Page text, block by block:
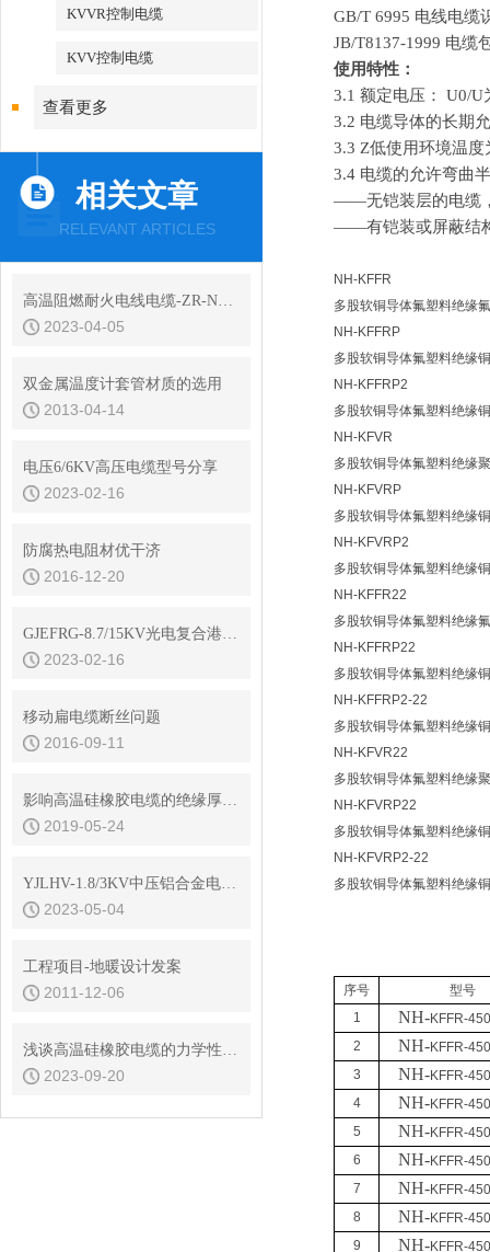
KVVR控制电缆
KVV控制电缆
查看更多
相关文章
RELEVANT ARTICLES
高温阻燃耐火电线电缆-ZR-NH-KFFR控制电缆
2023-04-05
双金属温度计套管材质的选用
2013-04-14
电压6/6KV高压电缆型号分享
2023-02-16
防腐热电阻材优干济
2016-12-20
GJEFRG-8.7/15KV光电复合港机高压电缆
2023-02-16
移动扁电缆断丝问题
2016-09-11
影响高温硅橡胶电缆的绝缘厚度的主要因素有哪些
2019-05-24
YJLHV-1.8/3KV中压铝合金电力电缆选型
2023-05-04
工程项目-地暖设计发案
2011-12-06
浅谈高温硅橡胶电缆的力学性能及影响因素
2023-09-20
GB/T 6995 电线电缆
JB/T8137-1999 电缆
使用特性：
3.1 额定电压： U0/U
3.2 电缆导体的长期
3.3 Z低使用环境温
3.4 电缆的允许弯曲
——无铠装层的电缆
——有铠装或屏蔽结
NH-KFFR
多股软铜导体氟塑料绝缘
NH-KFFRP
多股软铜导体氟塑料绝缘
NH-KFFRP2
多股软铜导体氟塑料绝缘
NH-KFVR
多股软铜导体氟塑料绝缘
NH-KFVRP
多股软铜导体氟塑料绝缘
NH-KFVRP2
多股软铜导体氟塑料绝缘
NH-KFFR22
多股软铜导体氟塑料绝缘
NH-KFFRP22
多股软铜导体氟塑料绝缘
NH-KFFRP2-22
多股软铜导体氟塑料绝缘
NH-KFVR22
多股软铜导体氟塑料绝缘
NH-KFVRP22
多股软铜导体氟塑料绝缘
NH-KFVRP2-22
多股软铜导体氟塑料绝缘
序号
型号
1
NH-KFFR-
2
NH-KFFR-
3
NH-KFFR-
4
NH-KFFR-
5
NH-KFFR-
6
NH-KFFR-
7
NH-KFFR-
8
NH-KFFR-
9
NH-KFFR-